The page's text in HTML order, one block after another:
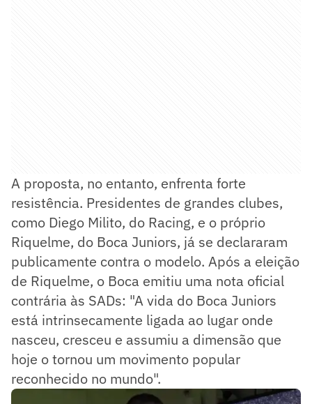
A proposta, no entanto, enfrenta forte
resistência. Presidentes de grandes clubes,
como Diego Milito, do Racing, e o próprio
Riquelme, do Boca Juniors, já se declararam
publicamente contra o modelo. Após a eleição
de Riquelme, o Boca emitiu uma nota oficial
contrária às SADs: "A vida do Boca Juniors
está intrinsecamente ligada ao lugar onde
nasceu, cresceu e assumiu a dimensão que
hoje o tornou um movimento popular
reconhecido no mundo".